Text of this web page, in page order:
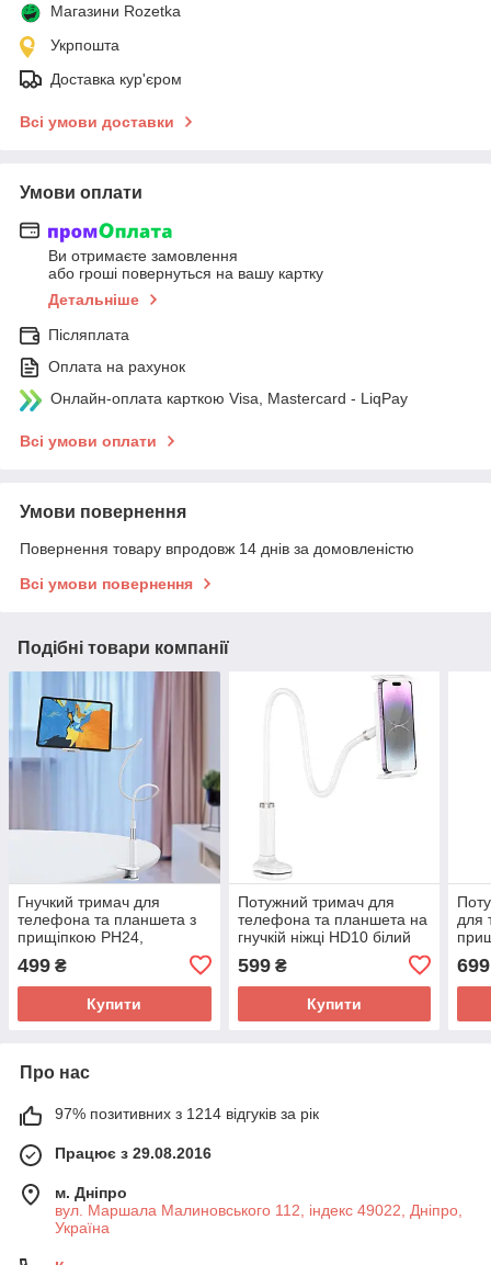
Магазини Rozetka
Укрпошта
Доставка кур'єром
Всі умови доставки
Умови оплати
Ви отримаєте замовлення
або гроші повернуться на вашу картку
Детальніше
Післяплата
Оплата на рахунок
Онлайн-оплата карткою Visa, Mastercard - LiqPay
Всі умови оплати
Умови повернення
Повернення товару впродовж 14 днів за домовленістю
Всі умови повернення
Подібні товари компанії
Гнучкий тримач для
телефона та планшета з
прищіпкою PH24,
кріплення для смартфона
на гнучкій ніжці
499 ₴
Купити
Потужний тримач для
телефона та планшета на
гнучкій ніжці HD10 білий
599₴
Купити
для
на
699
Про нас
97% позитивних з 1214 відгуків за рік
Працює з 29.08.2016
м. Дніпро
вул. Маршала Малиновського 112, індекс 49022, Дніпро,
Україна